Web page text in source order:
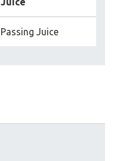
Passing Juice